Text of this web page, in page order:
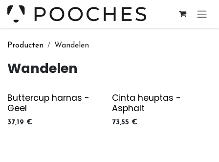
Overslaan naar inhoud
Producten Wandelen
Wandelen
Buttercup harnas -
Geel
37,19 €
Cinta heuptas -
Asphalt
73,55 €